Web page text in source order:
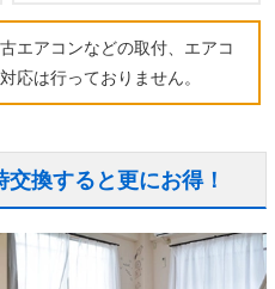
エアコンなどの取付、エアコ
応は行っておりません。
換すると更にお得！